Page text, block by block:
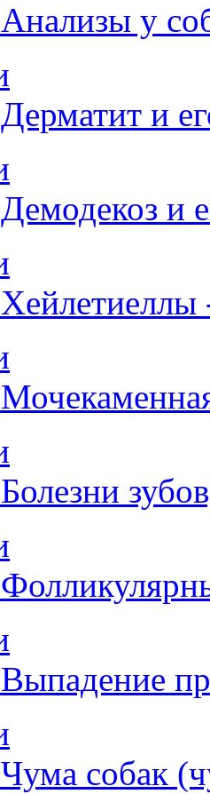
Анализы у
Дерматит и
Демодекоз и
Болезни
Выпадение
Чума собак